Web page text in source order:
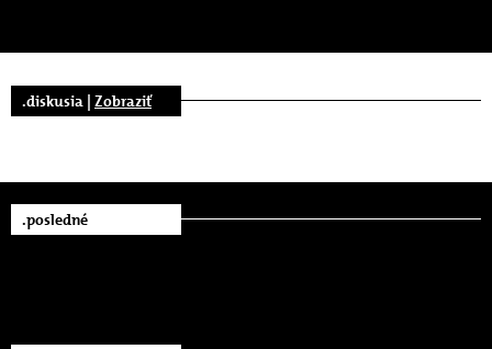
.diskusia | Zobraziť
.posledné